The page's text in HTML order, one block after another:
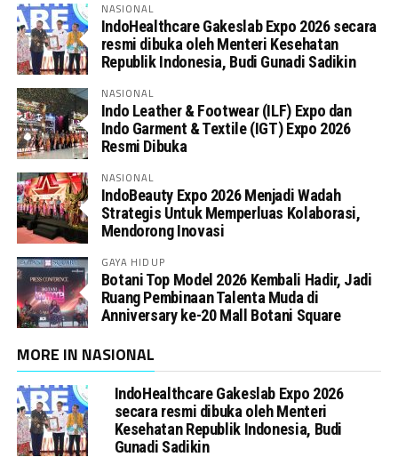
NASIONAL
IndoHealthcare Gakeslab Expo 2026 secara
resmi dibuka oleh Menteri Kesehatan
Republik Indonesia, Budi Gunadi Sadikin
NASIONAL
Indo Leather & Footwear (ILF) Expo dan
Indo Garment & Textile (IGT) Expo 2026
Resmi Dibuka
NASIONAL
IndoBeauty Expo 2026 Menjadi Wadah
Strategis Untuk Memperluas Kolaborasi,
Mendorong Inovasi
GAYA HIDUP
Botani Top Model 2026 Kembali Hadir, Jadi
Ruang Pembinaan Talenta Muda di
Anniversary ke-20 Mall Botani Square
MORE IN NASIONAL
IndoHealthcare Gakeslab Expo 2026
secara resmi dibuka oleh Menteri
Kesehatan Republik Indonesia, Budi
Gunadi Sadikin